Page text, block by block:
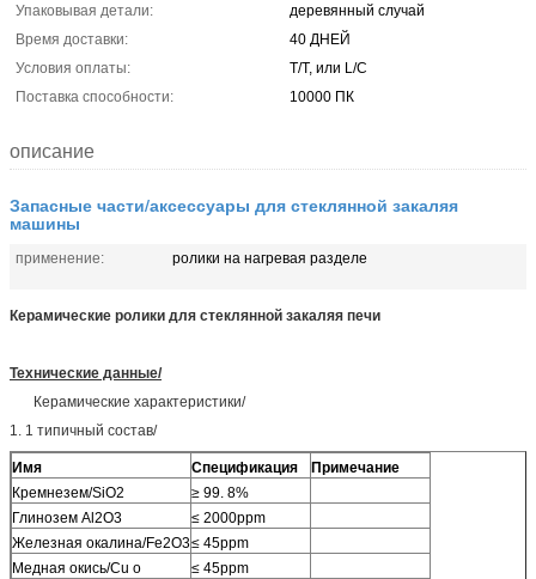
Упаковывая детали:
деревянный случай
Время доставки:
40 ДНЕЙ
Условия оплаты:
T/T, или L/C
Поставка способности:
10000 ПК
описание
Запасные части/аксессуары для стеклянной закаляя
машины
применение: ролики на нагревая разделе
Керамические ролики для стеклянной закаляя печи
Технические данные/
Керамические характеристики/
1. 1 типичный состав/
Имя Спецификация
Примечание
Кремнезем/SiO2
≥ 99. 8%
Глинозем Al2O3
≤ 2000ppm
Железная окалина/Fe2O3≤ 45ppm
Медная окись/Cu o
≤ 45ppm